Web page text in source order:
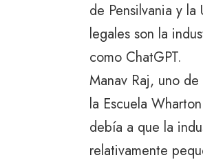
de Pensilvania y
legales son la
como ChatGPT.
Manav Raj, uno
la Escuela
debía a que la
relativamente